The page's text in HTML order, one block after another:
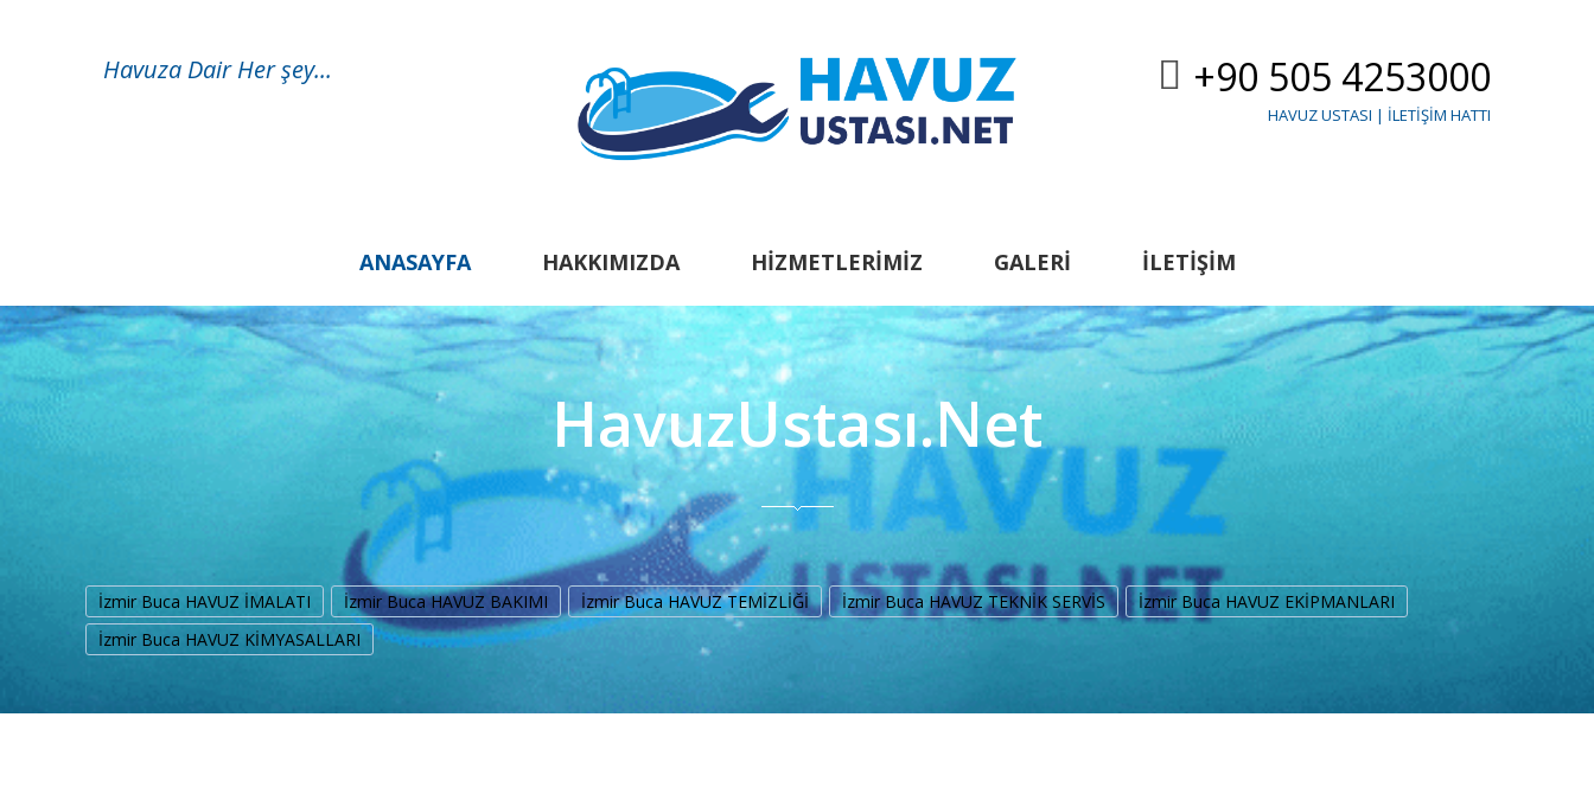
+90 505 4253000
HAVUZ USTASI | İLETIŞIM HATTI
Havuza Dair Her şey...
ANASAYFA HAKKIMIZDA HIZMETLERIMIZ GALERI İLETIŞIM
HavuzUstası.Net
İzmir Buca HAVUZ İMALATI İzmir Buca HAVUZ BAKIMI İzmir Buca HAVUZ TEMİZLİĞİ İzmir Buca HAVUZ TEKNİK SERVİS
İzmir Buca HAVUZ EKİPMANLARI
İzmir Buca HAVUZ KİMYASALLARI